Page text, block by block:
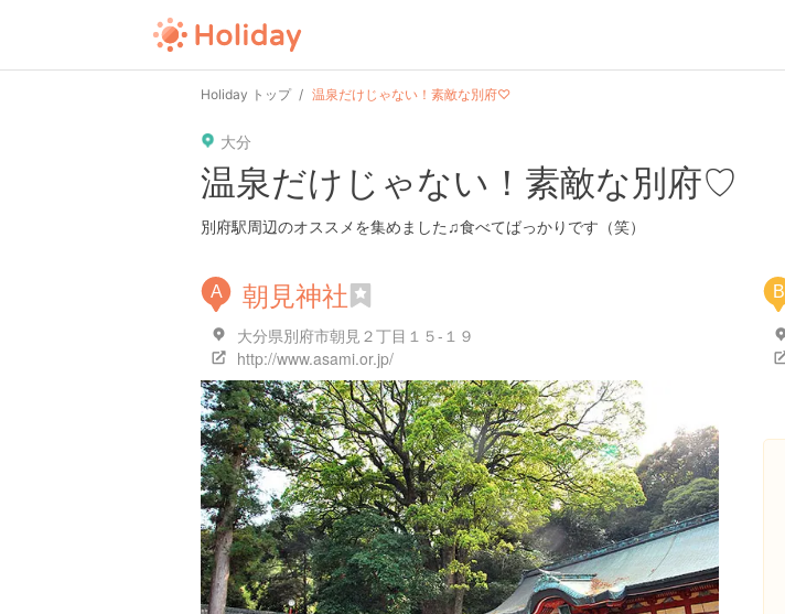
Holiday トップ 温泉だけじゃない！素敵な別府♡
大分
温泉だけじゃない！素敵な別府♡
別府駅周辺のオススメを集めました♫食べてばっかりです（笑）
A 朝見神社
大分県別府市朝見２丁目１５-１９
http://www.asami.or.jp/
B